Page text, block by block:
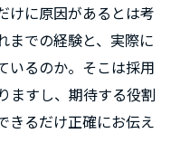
けに原因があるとは考
までの経験と、実際に
いるのか。そこは採用
ますし、期待する役割
きるだけ正確にお伝え